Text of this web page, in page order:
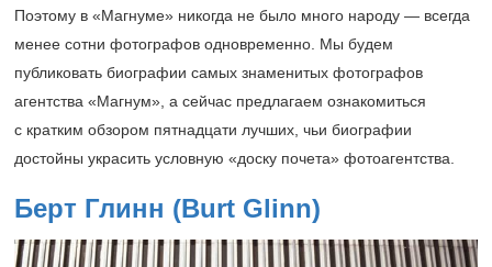
Поэтому в «Магнуме» никогда не было много народу — всегда
менее сотни фотографов одновременно. Мы будем
публиковать биографии самых знаменитых фотографов
агентства «Магнум», а сейчас предлагаем ознакомиться
с кратким обзором пятнадцати лучших, чьи биографии
достойны украсить условную «доску почета» фотоагентства.
Берт Глинн (Burt Glinn)